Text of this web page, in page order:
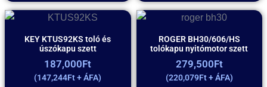
KEY KTUS92KS toló és
úszókapu szett
187,000Ft
(147,244Ft+ ÁFA)
ROGER BH30/606/HS
tolókapu nyitómotor szett
279,500Ft
(220,079Ft+ ÁFA)